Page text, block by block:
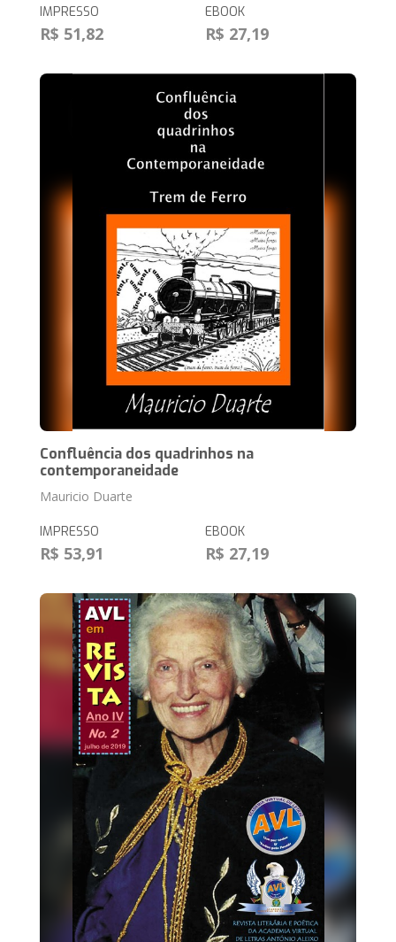
IMPRESSO
R$ 51,82
EBOOK
R$ 27,19
Confluência dos quadrinhos na
contemporaneidade
Mauricio Duarte
IMPRESSO
R$ 53,91
EBOOK
R$ 27,19